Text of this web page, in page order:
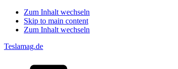
Zum Inhalt wechseln
Skip to main content
Zum Inhalt wechseln
Teslamag.de